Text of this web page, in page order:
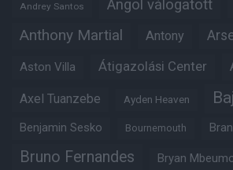
Andrey Santos Angol válogatott
Anthony Martial Antony
Aston Villa Átigazolási Center
Axel Tuanzebe Ayden Heaven
Benjamin Sesko Bournemouth
Bruno Fernandes Bryan